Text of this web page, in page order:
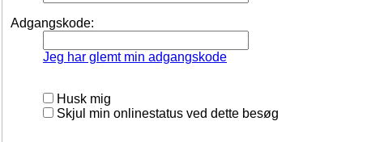
Adgangskode:
Jeg har glemt min adgangskode
Husk mig
Skjul min onlinestatus ved dette besøg